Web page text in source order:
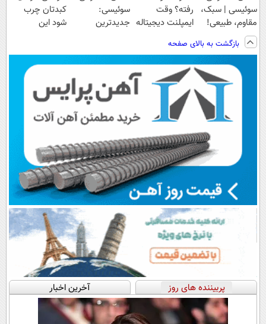
سوئیسی | سبک،
مقاوم، طبیعی!
ویزیت
رایگان+پرداخت
اقساطی😍
رفته؟ وقت
ایمپلنت دیجیتاله
سوئیسی:
جدیدترین
پرداخت قسطی
کبدتان چرب
شود این
بازگشت به بالای صفحه
پربیننده های روز آخرین اخبار